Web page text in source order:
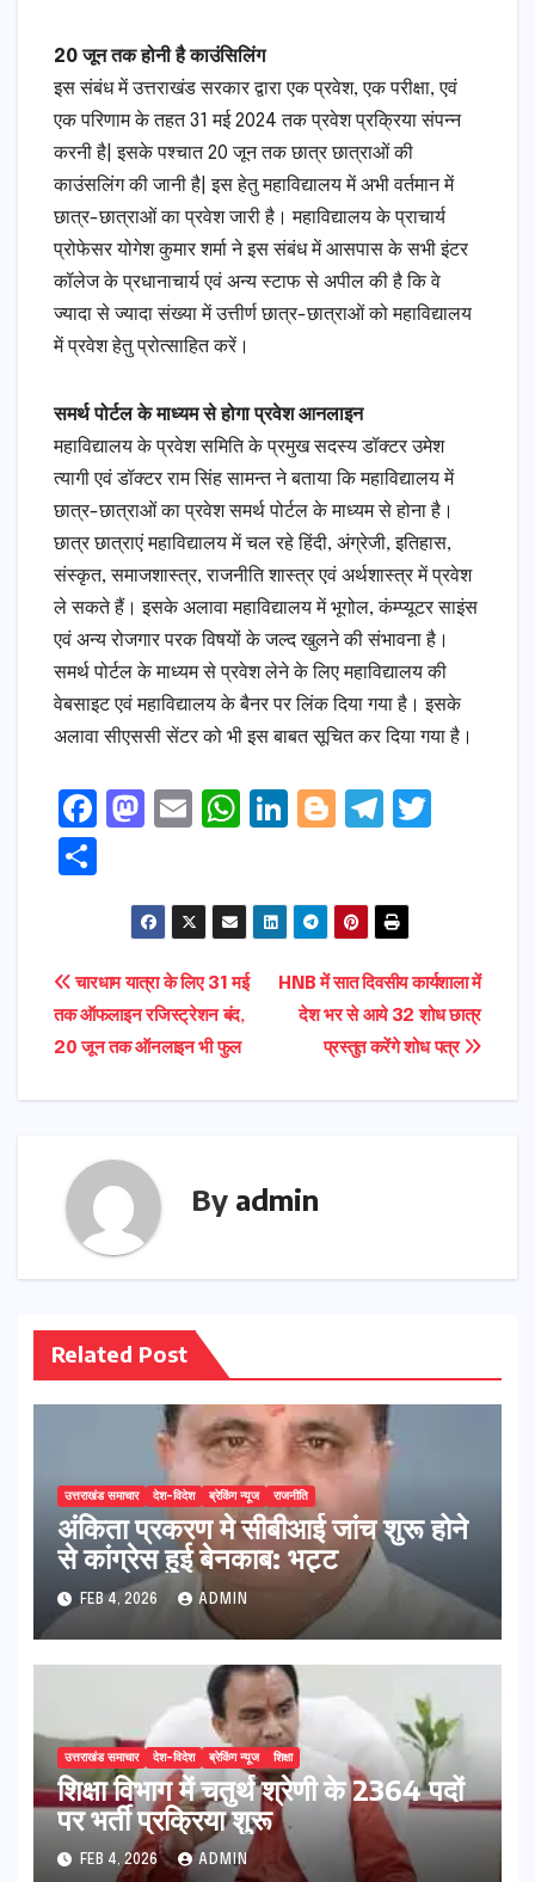
20 जून तक होनी है काउंसिलिंग
इस संबंध में उत्तराखंड सरकार द्वारा एक प्रवेश, एक परीक्षा, एवं
एक परिणाम के तहत 31 मई 2024 तक प्रवेश प्रक्रिया संपन्न
करनी है| इसके पश्चात 20 जून तक छात्र छात्राओं की
काउंसलिंग की जानी है| इस हेतु महाविद्यालय में अभी वर्तमान में
छात्र-छात्राओं का प्रवेश जारी है। महाविद्यालय के प्राचार्य
प्रोफेसर योगेश कुमार शर्मा ने इस संबंध में आसपास के सभी इंटर
कॉलेज के प्रधानाचार्य एवं अन्य स्टाफ से अपील की है कि वे
ज्यादा से ज्यादा संख्या में उत्तीर्ण छात्र-छात्राओं को महाविद्यालय
में प्रवेश हेतु प्रोत्साहित करें।
समर्थ पोर्टल के माध्यम से होगा प्रवेश आनलाइन
महाविद्यालय के प्रवेश समिति के प्रमुख सदस्य डॉक्टर उमेश
त्यागी एवं डॉक्टर राम सिंह सामन्त ने बताया कि महाविद्यालय में
छात्र-छात्राओं का प्रवेश समर्थ पोर्टल के माध्यम से होना है।
छात्र छात्राएं महाविद्यालय में चल रहे हिंदी, अंग्रेजी, इतिहास,
संस्कृत, समाजशास्त्र, राजनीति शास्त्र एवं अर्थशास्त्र में प्रवेश
ले सकते हैं। इसके अलावा महाविद्यालय में भूगोल, कंम्प्यूटर साइंस
एवं अन्य रोजगार परक विषयों के जल्द खुलने की संभावना है।
समर्थ पोर्टल के माध्यम से प्रवेश लेने के लिए महाविद्यालय की
वेबसाइट एवं महाविद्यालय के बैनर पर लिंक दिया गया है। इसके
अलावा सीएससी सेंटर को भी इस बाबत सूचित कर दिया गया है।
F
o
o
M
t
d
o
E
l
W
ts
p
p
Li
e
n
Bl
g
r
T
gr
m r
ar
e
Post
navigation
HNB में सात दिवसीय कार्यशाला में
देश भर से आये 32 शोध छात्र
प्रस्तुत करेंगे शोध पत्र
चारधाम यात्रा के लिए 31 मई
तक ऑफलाइन रजिस्ट्रेशन बंद,
20 जून तक ऑनलाइन भी फुल
By admin
Related Post
उत्तराखंड समाचार देश-विदेश ब्रेकिंग न्यूज राजनीति
अंकिता प्रकरण मे सीबीआई जांच शुरू होने
से कांग्रेस हुई बेनकाब: भट्ट
FEB 4, 2026 ADMIN
उत्तराखंड समाचार देश-विदेश ब्रेकिंग न्यूज शिक्षा
शिक्षा विभाग में चतुर्थ श्रेणी के 2364 पदों
पर भर्ती प्रक्रिया शुरू
FEB 4, 2026 ADMIN